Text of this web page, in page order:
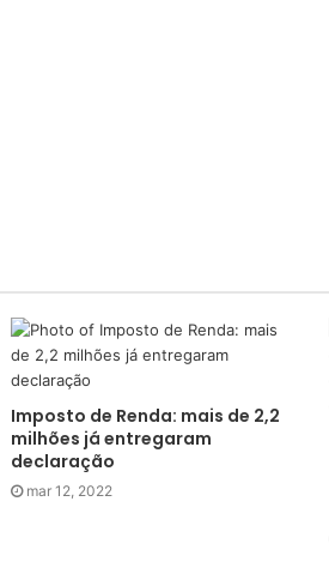
Imposto de Renda: mais de 2,2
milhões já entregaram
declaração
mar 12, 2022